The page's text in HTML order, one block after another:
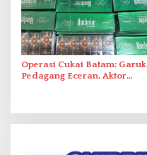
Operasi Cukai Batam: Garuk
Pedagang Eceran, Aktor